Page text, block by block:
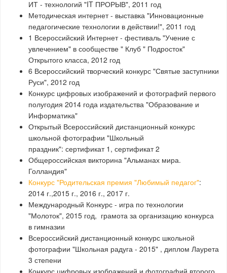
ИТ - технологий "IT ПРОРЫВ", 2011 год
Методическая интернет - выставка "Инновационные
педагогические технологии в действии!", 2011 год
1 Всероссийский Интернет - фестиваль "Учение с
увлечением" в сообществе " Клуб " Подросток"
Открытого класса, 2012 год
6 Всероссийский творческий конкурс "Святые заступники
Руси", 2012 год
Конкурс цифровых изображений и фотографий первого
полугодия 2014 года издательства "Образование и
Информатика"
Открытый Всероссийский дистанционный конкурс
школьной фотографии "Школьный
праздник": сертификат 1, сертификат 2
Общероссийская викторина "Альманах мира.
Голландия"
Конкурс "Родительская премия "Любимый педагог":
2014 г.,2015 г., 2016 г., 2017 г.
Международный Конкурс - игра по технологии
"Молоток", 2015 год, грамота за организацию конкурса
в гимназии
Всероссийский дистанционный конкурс школьной
фотографии "Школьная радуга - 2015" , диплом Лаурета
3 степени
Конкурс цифровых изображений и фотографий второго